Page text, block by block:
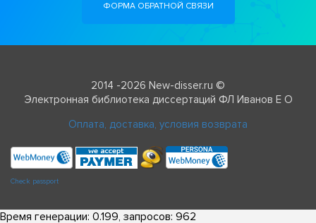
ФОРМА ОБРАТНОЙ СВЯЗИ
2014 -2026 New-disser.ru ©
Электронная библиотека диссертаций ФЛ Иванов Е О
Оплата, доставка, условия возврата
Check passport
Время генерации: 0.199, запросов: 962